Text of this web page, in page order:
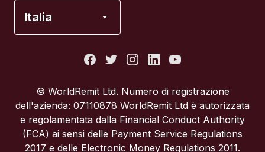
Italia
Regno Unito
© WorldRemit Ltd. Numero di registrazione
dell'azienda: 07110878 WorldRemit Ltd è autorizzata
e regolamentata dalla Financial Conduct Authority
(FCA) ai sensi delle Payment Service Regulations
2017 e delle Electronic Money Regulations 2011.